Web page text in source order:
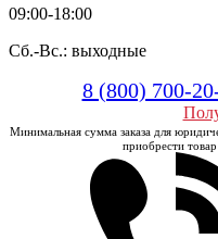
09:00-18:00
Сб.-Вс.: выходные
8 (800) 700-
Минимальная сумма заказа для
приобрести товар